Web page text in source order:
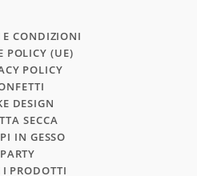
CONDIZIONI
POLICY (UE)
POLICY
DESIGN
SECCA
IN GESSO
PARTY
PRODOTTI